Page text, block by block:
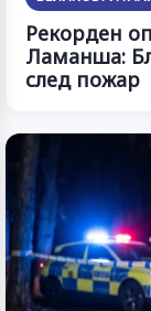
Рекорден
Ламанша:
след пожар